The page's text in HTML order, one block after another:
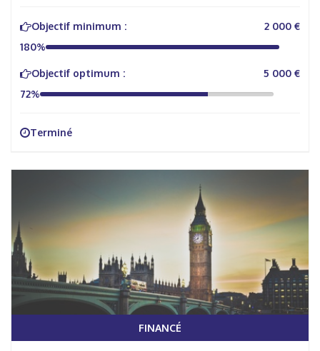
Objectif minimum :
2 000 €
180%
Objectif optimum :
5 000 €
72%
Terminé
FINANCÉ